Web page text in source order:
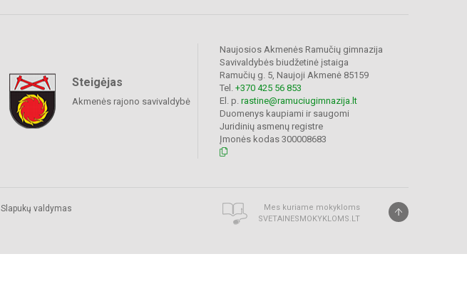
Steigėjas
Akmenės rajono savivaldybė
Naujosios Akmenės Ramučių gimnazija
Savivaldybės biudžetinė įstaiga
Ramučių g. 5, Naujoji Akmenė 85159
Tel. +370 425 56 853
El. p. rastine@ramuciugimnazija.lt
Duomenys kaupiami ir saugomi
Juridinių asmenų registre
Įmonės kodas 300008683
Slapukų valdymas
Mes kuriame mokykloms
SVETAINESMOKYKLOMS.LT